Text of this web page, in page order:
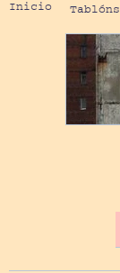
Inicio Tablóns